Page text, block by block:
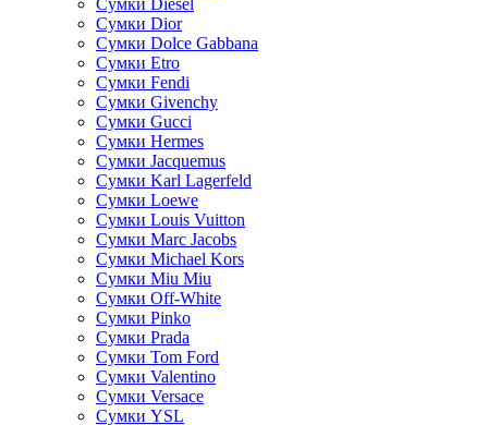
Сумки Dior
Сумки Dolce Gabbana
Сумки Etro
Сумки Fendi
Сумки Givenchy
Сумки Gucci
Сумки Hermes
Сумки Jacquemus
Сумки Karl Lagerfeld
Сумки Loewe
Сумки Louis Vuitton
Сумки Marc Jacobs
Сумки Michael Kors
Сумки Miu Miu
Сумки Off-White
Сумки Pinko
Сумки Prada
Сумки Tom Ford
Cумки Valentino
Сумки Versace
Сумки YSL